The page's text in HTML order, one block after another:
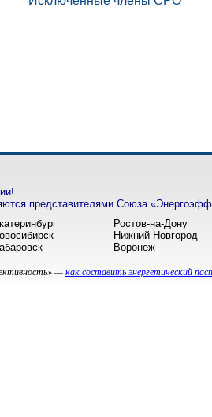
представителями Союза
Ростов-на-Дону
Нижний Новгород
Воронеж
—как составить энергетический